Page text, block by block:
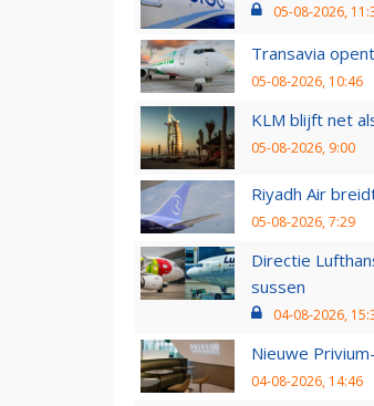
05-08-2026,
Transavia
05-08-2026, 10:46
KLM blijft net
05-08-2026, 9:00
Riyadh Air
05-08-2026, 7:29
Directie
sussen
04-08-2026,
Nieuwe
04-08-2026, 14:46